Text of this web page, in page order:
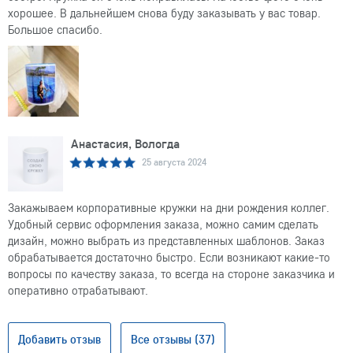
хорошее. В дальнейшем снова буду заказывать у вас товар.
Большое спасибо.
Анастасия, Вологда
25 августа 2024
Закажываем корпоративные кружки на дни рождения коллег.
Удобный сервис оформления заказа, можно самим сделать
дизайн, можно выбрать из представленных шаблонов. Заказ
обрабатывается достаточно быстро. Если возникают какие-то
вопросы по качеству заказа, то всегда на стороне заказчика и
оперативно отрабатывают.
Добавить отзыв Все отзывы (37)